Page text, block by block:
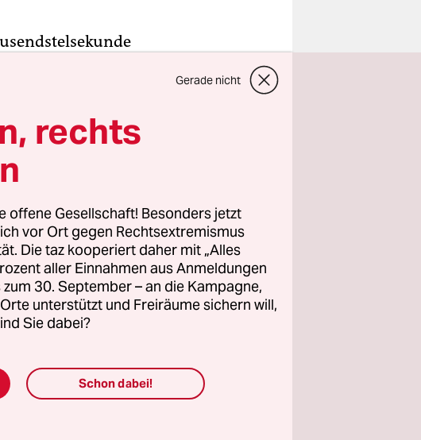
als
ist der
filigran – und
passiert, damit
können wie
Menschen
ist die
Gerade nicht
rechts
offene Gesellschaft! Besonders jetzt
vor Ort gegen Rechtsextremismus
Die taz kooperiert daher mit „Alles
aller Einnahmen aus Anmeldungen
30. September – an die Kampagne,
unterstützt und Freiräume sichern will,
Sie dabei?
Schon dabei!